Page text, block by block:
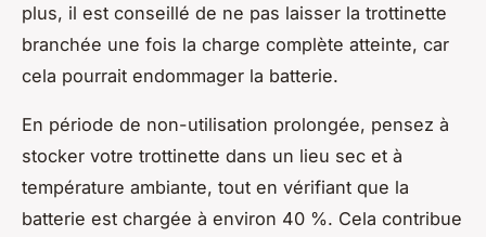
plus, il est conseillé de ne pas laisser la trottinette
branchée une fois la charge complète atteinte, car
cela pourrait endommager la batterie.
En période de non-utilisation prolongée, pensez à
stocker votre trottinette dans un lieu sec et à
température ambiante, tout en vérifiant que la
batterie est chargée à environ 40 %. Cela contribue